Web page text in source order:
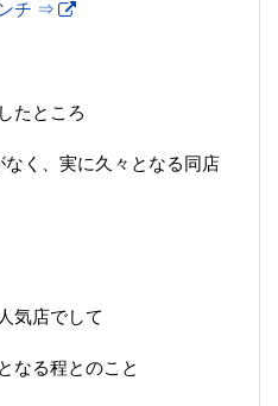
チ ⇒
たところ
く、実に久々となる同店
気店でして
なる程とのこと